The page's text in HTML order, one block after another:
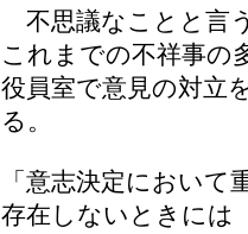
不思議なことと言
これまでの不祥事の
役員室で意見の対立
る。
「意志決定において
存在しないときには